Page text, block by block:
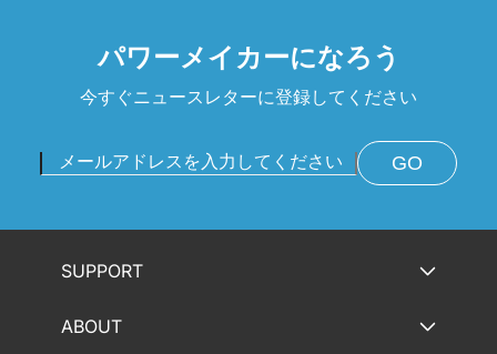
パワーメイカーになろう
今すぐニュースレターに登録してください
GO
SUPPORT
ABOUT